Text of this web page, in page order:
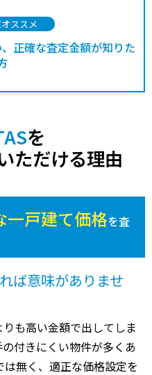
ススメ
正確な査定金額が知りた
を
ただける理由
一戸建て価格を査
ば意味がありませ
も高い金額で出してしま
付きにくい物件が多くあ
無く、適正な価格設定を